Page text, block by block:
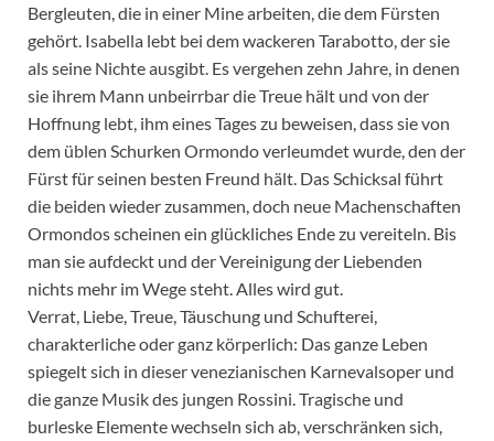
Bergleuten, die in einer Mine arbeiten, die dem Fürsten
gehört. Isabella lebt bei dem wackeren Tarabotto, der sie
als seine Nichte ausgibt. Es vergehen zehn Jahre, in denen
sie ihrem Mann unbeirrbar die Treue hält und von der
Hoffnung lebt, ihm eines Tages zu beweisen, dass sie von
dem üblen Schurken Ormondo verleumdet wurde, den der
Fürst für seinen besten Freund hält. Das Schicksal führt
die beiden wieder zusammen, doch neue Machenschaften
Ormondos scheinen ein glückliches Ende zu vereiteln. Bis
man sie aufdeckt und der Vereinigung der Liebenden
nichts mehr im Wege steht. Alles wird gut.
Verrat, Liebe, Treue, Täuschung und Schufterei,
charakterliche oder ganz körperlich: Das ganze Leben
spiegelt sich in dieser venezianischen Karnevalsoper und
die ganze Musik des jungen Rossini. Tragische und
burleske Elemente wechseln sich ab, verschränken sich,